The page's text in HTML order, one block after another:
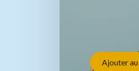
Ajouter